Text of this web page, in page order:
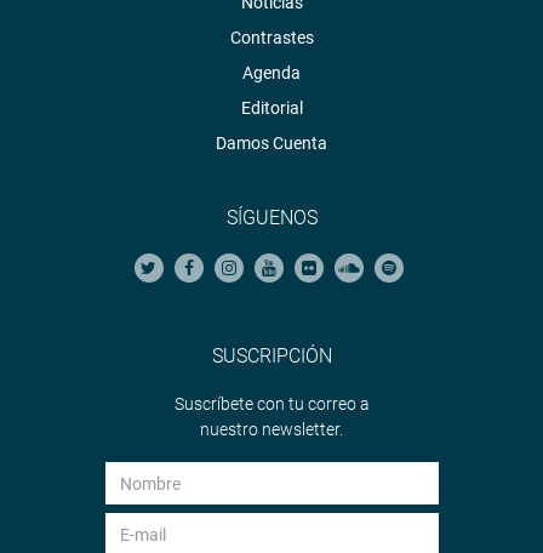
Contrastes
Agenda
Editorial
Damos Cuenta
SÍGUENOS
SUSCRIPCIÓN
Suscríbete con tu correo a
nuestro newsletter.